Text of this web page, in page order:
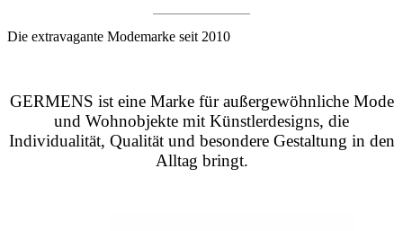
Die extravagante Modemarke seit 2010
GERMENS ist eine Marke für außergewöhnliche Mode
und Wohnobjekte mit Künstlerdesigns, die
Individualität, Qualität und besondere Gestaltung in den
Alltag bringt.